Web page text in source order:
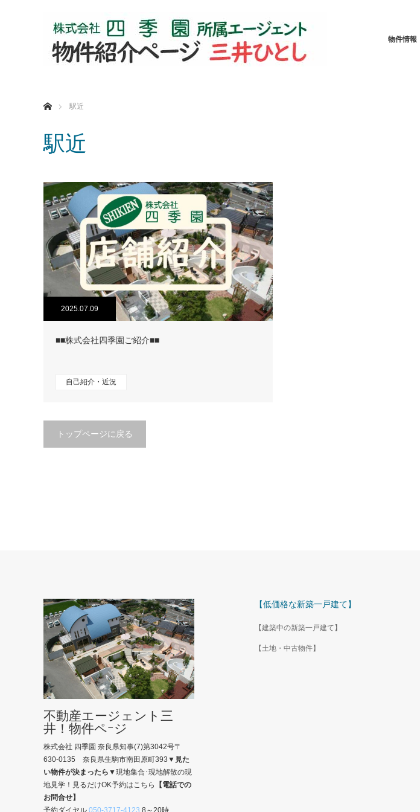
物件情報
駅近
駅近
2025.07.09
■■株式会社四季園ご紹介■■
自己紹介・近況
トップページに戻る
【低価格な新築一戸建て】
【建築中の新築一戸建て】
【土地・中古物件】
不動産エージェント三
井！物件ペｰジ
株式会社 四季園 奈良県知事(7)第3042号〒
630-0135 奈良県生駒市南田原町393 ▼見た
い物件が決まったら▼現地集合･現地解散の現
地見学！見るだけOK予約はこちら
【電話での
お問合せ】